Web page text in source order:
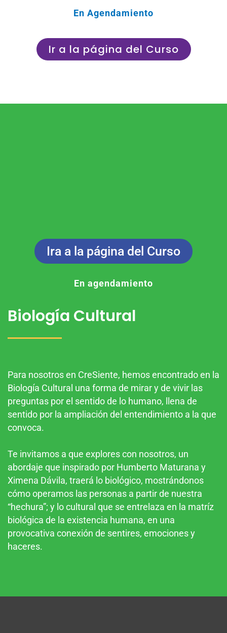
En Agendamiento
Ir a la página del Curso
Ira a la página del Curso
En agendamiento
Biología Cultural
Para nosotros en CreSiente, hemos encontrado en la
Biología Cultural una forma de mirar y de vivir las
preguntas por el sentido de lo humano, llena de
sentido por la ampliación del entendimiento a la que
convoca.
Te invitamos a que explores con nosotros, un
abordaje que inspirado por Humberto Maturana y
Ximena Dávila, traerá lo biológico, mostrándonos
cómo operamos las personas a partir de nuestra
“hechura”; y lo cultural que se entrelaza en la matríz
biológica de la existencia humana, en una
provocativa conexión de sentires, emociones y
haceres.